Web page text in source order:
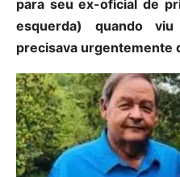
para seu ex-oficial de
esquerda) quando
precisava urgentemente